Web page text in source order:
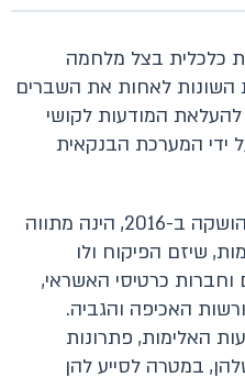
כלכלית בצל מלחמה
השונות לאחות את השברים
המודעות לקושי
ידי המערכת הבנקאית
"אמנת זמינות פיננסית", אשר הושקה ב-2016, הינה מתווה
שיזם הפיקוח ולו
וחברות כרטיסי האשראי,
האכיפה והגביה.
האלימות, פתרונות
במטרה לסייע להן